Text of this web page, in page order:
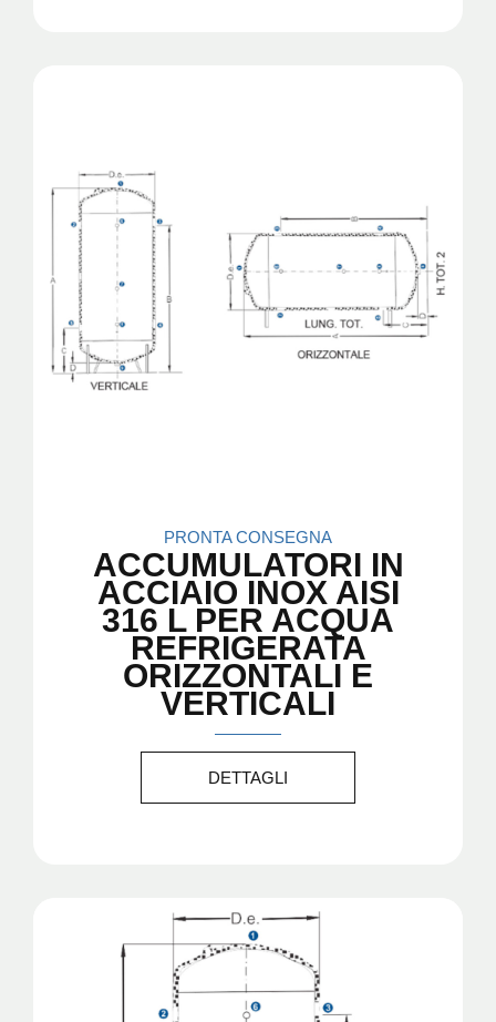
PRONTA CONSEGNA
ACCUMULATORI IN
ACCIAIO INOX AISI
316 L PER ACQUA
REFRIGERATA
ORIZZONTALI E
VERTICALI
DETTAGLI